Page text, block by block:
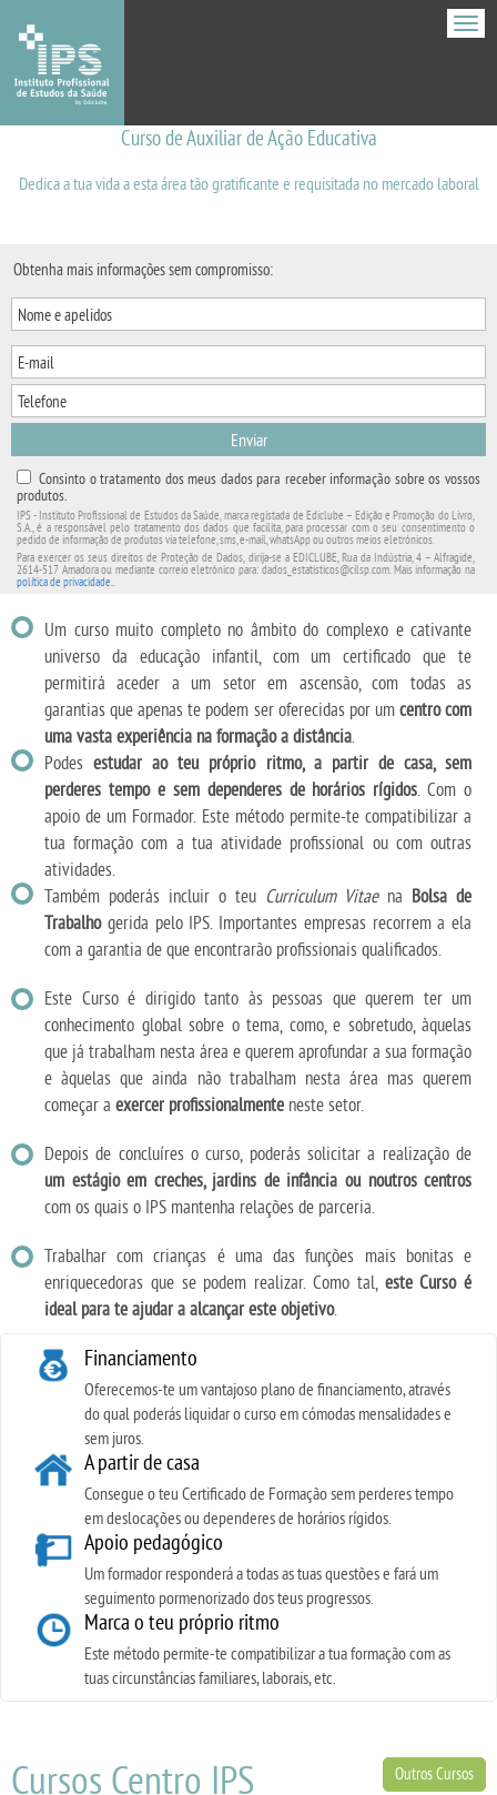
Menú
Curso de Auxiliar de Ação Educativa
Dedica a tua vida a esta área tão gratificante e requisitada no mercado laboral
Obtenha mais informações sem compromisso:
Enviar
Consinto o tratamento dos meus dados para receber informação sobre os vossos
produtos.
IPS - Instituto Profissional de Estudos da Saúde, marca registada de Ediclube – Edição e Promoção do Livro,
S.A., é a responsável pelo tratamento dos dados que facilita, para processar com o seu consentimento o
pedido de informação de produtos via telefone, sms, e-mail, whatsApp ou outros meios eletrónicos.
Para exercer os seus direitos de Proteção de Dados, dirija-se a EDICLUBE, Rua da Indústria, 4 – Alfragide,
2614-517 Amadora ou mediante correio eletrónico para: dados_estatisticos@cilsp.com. Mais informação na
política de privacidade..
Um curso muito completo no âmbito do complexo e cativante
universo da educação infantil, com um certificado que te
permitirá aceder a um setor em ascensão, com todas as
garantias que apenas te podem ser oferecidas por umcentro com
uma vasta experiência na formação a distância
Podesestudar ao teu próprio ritmo, a partir de casa, sem
perderes tempo e sem dependeres de horários rígidos . Com o
apoio de um Formador. Este método permite-te compatibilizar a
tua formação com a tua atividade profissional ou com outras
atividades.
Também poderás incluir o teu Curriculum Vitaena Bolsa de
Trabalhogerida pelo IPS. Importantes empresas recorrem a ela
com a garantia de que encontrarão profissionais qualificados.
Este Curso é dirigido tanto às pessoas que querem ter um
conhecimento global sobre o tema, como, e sobretudo, àquelas
que já trabalham nesta área e querem aprofundar a sua formação
e àquelas que ainda não trabalham nesta área mas querem
começar a exercer profissionalmente neste setor.
Depois de concluíres o curso, poderás solicitar a realização de
um estágio em creches, jardins de infância ou noutros centros
com os quais o IPS mantenha relações de parceria.
Trabalhar com crianças é uma das funções mais bonitas e
enriquecedoras que se podem realizar. Como tal, este Curso é
ideal para te ajudar a alcançar este objetivo.
Financiamento
Oferecemos-te um vantajoso plano de financiamento, através
do qual poderás liquidar o curso em cómodas mensalidades e
sem juros.
A partir de casa
Consegue o teu Certificado de Formação sem perderes tempo
em deslocações ou dependeres de horários rígidos.
Apoio pedagógico
Um formador responderá a todas as tuas questões e fará um
seguimento pormenorizado dos teus progressos.
Marca o teu próprio ritmo
Este método permite-te compatibilizar a tua formação com as
tuas circunstâncias familiares, laborais, etc.
Cursos Centro IPS Outros Cursos